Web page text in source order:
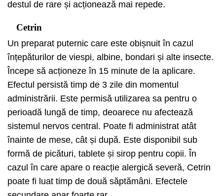
destul de rare și acționează mai repede.
Cetrin
Un preparat puternic care este obișnuit în cazul
înțepăturilor de viespi, albine, bondari și alte insecte.
Începe să acționeze în 15 minute de la aplicare.
Efectul persistă timp de 3 zile din momentul
administrării. Este permisă utilizarea sa pentru o
perioadă lungă de timp, deoarece nu afectează
sistemul nervos central. Poate fi administrat atât
înainte de mese, cât și după. Este disponibil sub
formă de picături, tablete și sirop pentru copii. În
cazul în care apare o reacție alergică severă, Cetrin
poate fi luat timp de două săptămâni. Efectele